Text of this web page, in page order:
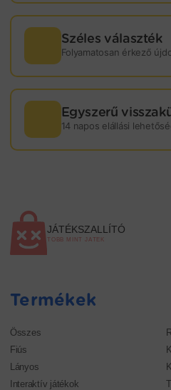
Széles választék
Folyamatosan érkező
Egyszerű
14 napos elállási
JÁTÉKSZALLÍTÓ
TÖBB MINT JÁTÉK
Termékek
Összes
Fiús
Lányos
Interaktív játékok